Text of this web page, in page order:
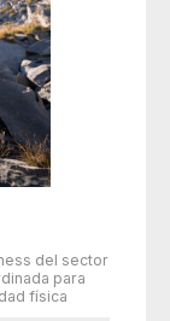
del sector
para
física